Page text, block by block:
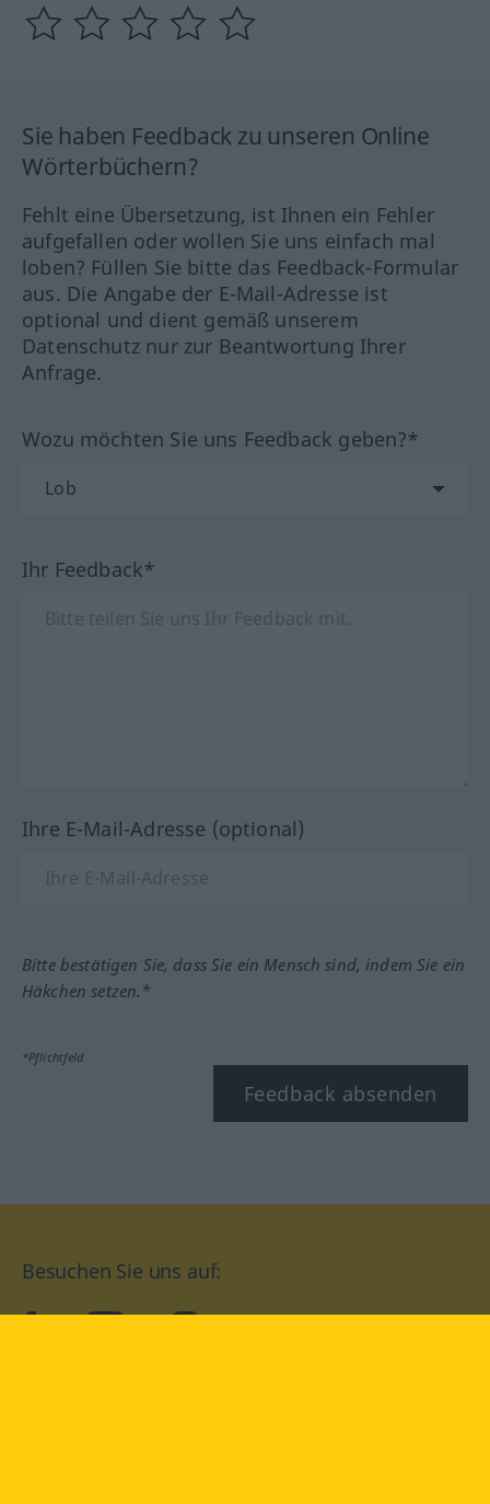
Sie haben Feedback zu unseren Online
Wörterbüchern?
Fehlt eine Übersetzung, ist Ihnen ein Fehler
aufgefallen oder wollen Sie uns einfach mal
loben? Füllen Sie bitte das Feedback-Formular
aus. Die Angabe der E-Mail-Adresse ist
optional und dient gemäß unserem
Datenschutz nur zur Beantwortung Ihrer
Anfrage.
Wozu möchten Sie uns Feedback geben?*
Ihr Feedback*
Ihre E-Mail-Adresse (optional)
Bitte bestätigen Sie, dass Sie ein Mensch sind, indem Sie ein
Häkchen setzen.*
*Pflichtfeld
Feedback absenden
Besuchen Sie uns auf: